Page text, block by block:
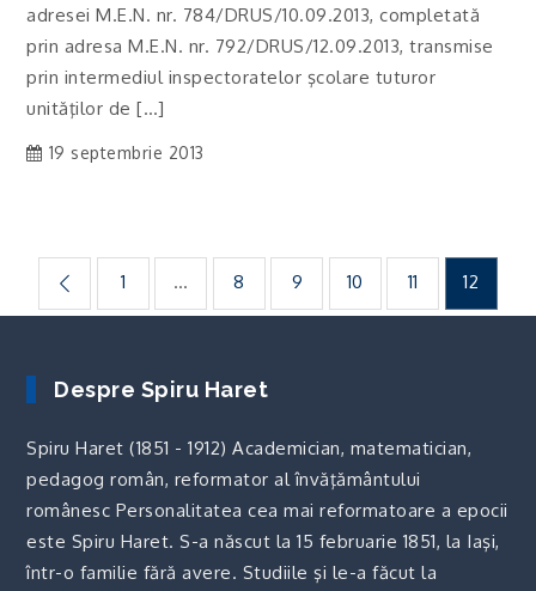
adresei M.E.N. nr. 784/DRUS/10.09.2013, completată
prin adresa M.E.N. nr. 792/DRUS/12.09.2013, transmise
prin intermediul inspectoratelor şcolare tuturor
unităţilor de […]
19 septembrie 2013
Paginație
articole
1 … 8 9 10 11 12
Despre Spiru Haret
Spiru Haret (1851 - 1912) Academician, matematician,
pedagog român, reformator al învăţământului
românesc Personalitatea cea mai reformatoare a epocii
este Spiru Haret. S-a născut la 15 februarie 1851, la Iaşi,
într-o familie fără avere. Studiile şi le-a făcut la